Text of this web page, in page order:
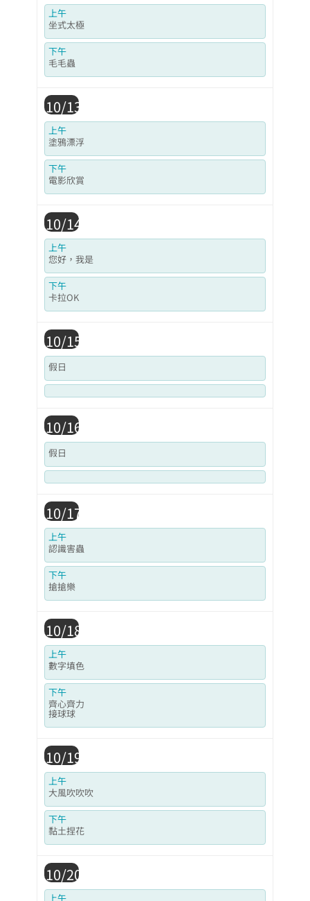
上午
坐式太極
下午
毛毛蟲
10/13
上午
塗鴉漂浮
下午
電影欣賞
10/14
上午
您好，我是
下午
卡拉OK
10/15
假日
10/16
假日
10/17
上午
認識害蟲
下午
搶搶樂
10/18
上午
數字填色
下午
齊心齊力
接球球
10/19
上午
大風吹吹吹
下午
黏土捏花
10/20
上午